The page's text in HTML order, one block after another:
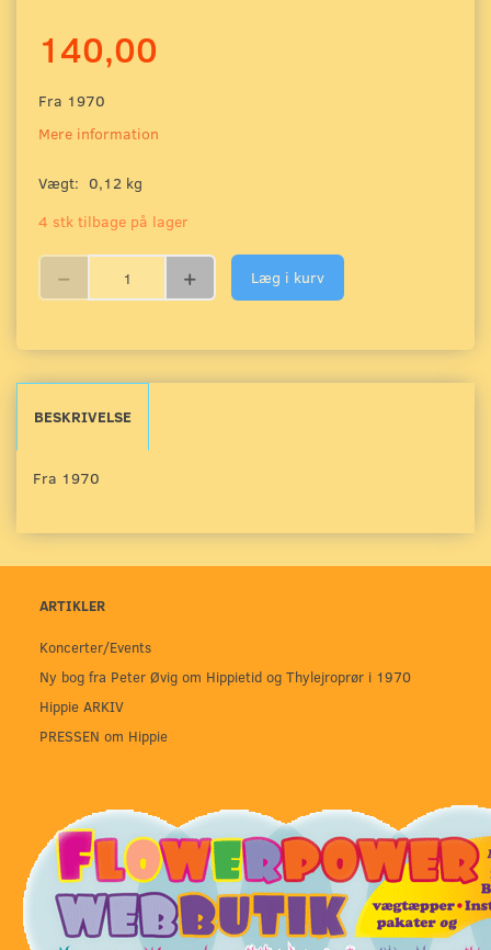
140,00
Fra 1970
Mere information
Vægt: 0,12 kg
4 stk tilbage på lager
Læg i kurv
BESKRIVELSE
Fra 1970
ARTIKLER
Koncerter/Events
Ny bog fra Peter Øvig om Hippietid og Thylejroprør i 1970
Hippie ARKIV
PRESSEN om Hippie